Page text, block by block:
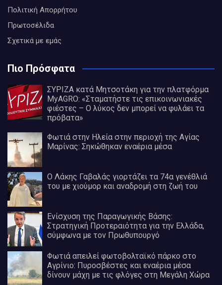
Πολιτική Απορρήτου
Πρωτοσέλιδα
Σχετικά με εμάς
Πιο Πρόσφατα
ΣΥΡΙΖΑ κατά Μητσοτάκη για την πλατφόρμα
MyAGRO: «Σταματήστε τις επικοινωνιακές
φιέστες – Ο λύκος δεν μπορεί να φυλάει τα
πρόβατα»
Φωτιά στην Ηλεία στην περιοχή της Αγίας
Μαρίνας: Σηκώθηκαν εναέρια μέσα
Ο Λάκης Γαβαλάς γιορτάζει τα 74α γενέθλιά
του με χιούμορ και αναδρομή στη ζωή του
Ενίσχυση της Παραγωγικής Βάσης:
Στρατηγική Προτεραιότητα για την Ελλάδα,
σύμφωνα με τον Πρωθυπουργό
Φωτιά απειλεί φωτοβολταϊκό πάρκο στο
Αγρίνιο: Πυροσβέστες και εναέρια μέσα
δίνουν μάχη με τις φλόγες στη Μεγάλη Χώρα